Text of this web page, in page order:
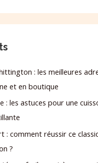
: les meilleures
et en boutique
: les astuces pour une
: comment réussir ce
?